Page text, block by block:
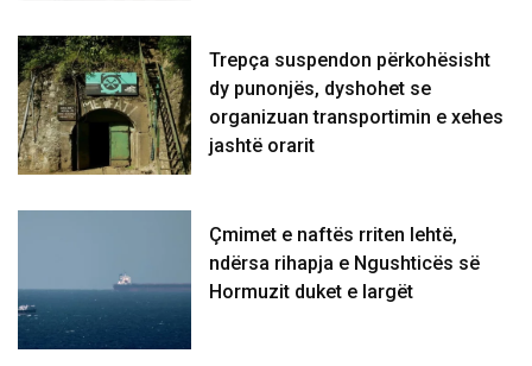
Trepça suspendon përkohësisht
dy punonjës, dyshohet se
organizuan transportimin e xehes
jashtë orarit
Çmimet e naftës rriten lehtë,
ndërsa rihapja e Ngushticës së
Hormuzit duket e largët